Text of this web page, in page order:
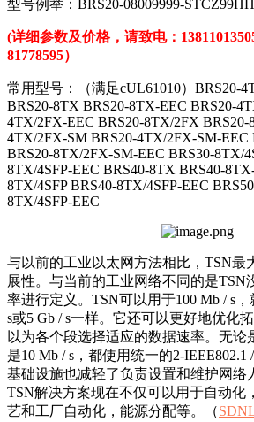
型号例举：BRS20-08009999-
(详细参数及价格，请致电：
81778595）
常用型号：（满足cUL61010）BRS20-
BRS20-8TX BRS20-8TX-EEC BRS20-
4TX/2FX-EEC BRS20-8TX/2FX
4TX/2FX-SM BRS20-4TX/2FX-SM-EEC
BRS20-8TX/2FX-SM-EEC BRS30-8TX/
8TX/4SFP-EEC BRS40-8TX BRS40-
8TX/4SFP BRS40-8TX/4SFP-EEC
8TX/4SFP-EEC
与以前的工业以太网方法相比，TSN最
展性。与当前的工业网络不同的是TSN
率进行定义。TSN可以用于100 Mb / s，
s或5 Gb / s一样。它还可以更好地优化
以为各个段选择适应的数据速率。无论
是10 Mb / s，都使用统一的2-
基础设施也减轻了负责设置和维护网络
TSN解决方案现在不仅可以用于自动化
艺和工厂自动化，能源分配等。（